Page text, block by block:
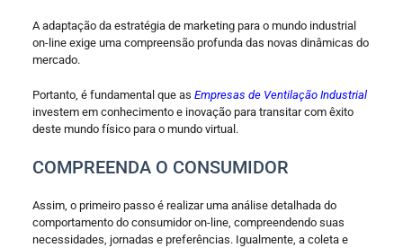
A adaptação da estratégia de marketing para o mundo industrial
on-line exige uma compreensão profunda das novas dinâmicas do
mercado.
Portanto, é fundamental que as Empresas de Ventilação Industrial
investem em conhecimento e inovação para transitar com êxito
deste mundo físico para o mundo virtual.
COMPREENDA O CONSUMIDOR
Assim, o primeiro passo é realizar uma análise detalhada do
comportamento do consumidor on-line, compreendendo suas
necessidades, jornadas e preferências. Igualmente, a coleta e